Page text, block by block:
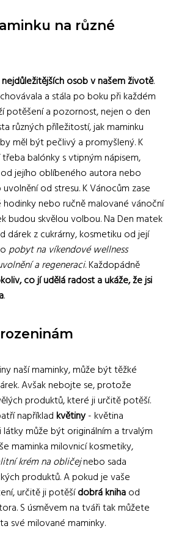
na různé
nejdůležitějších osob v našem životě.
a stála po boku při každém
potěšení a pozornost, nejen o den
různých příležitostí, jak maminku
měl být pečlivý a promyšlený. K
balónky s vtipným nápisem,
jejího oblíbeného autora nebo
od stresu. K Vánocům zase
hodinky nebo ručně malované vánoční
budou skvělou volbou. Na Den matek
dárek z cukrárny, kosmetiku od její
pobyt na víkendové wellness
a regeneraci. Každopádně
co jí udělá radost a ukáže, že jsi
.
naší maminky, může být těžké
Avšak nebojte se, protože
produktů, které ji určitě potěší.
napříkladkvětiny- květina
může být originálním a trvalým
maminka milovnicí kosmetiky,
krém na obličejnebo sada
produktů. A pokud je vaše
určitě ji potěšídobrá knihaod
S úsměvem na tváři tak můžete
své milované maminky.